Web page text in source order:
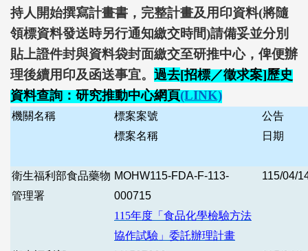
持人開始撰寫計畫書，完整計畫及用印資料(將隨
領標資料發送時另行通知繳交時間)請備妥並分別
貼上證件封與資料袋封面繳交至研推中心，俾便辦
理後續用印及函送事宜。 過去[招標／徵求案]歷史
資料查詢：研究推動中心網頁(LINK)
機關名稱 標案案號
公告
標案名稱
日期
衛生福利部食品藥物
管理署
MOHW115-FDA-F-113-
000715
115/04/
115年度「食品化學檢驗方法
協作試驗」委託辦理計畫